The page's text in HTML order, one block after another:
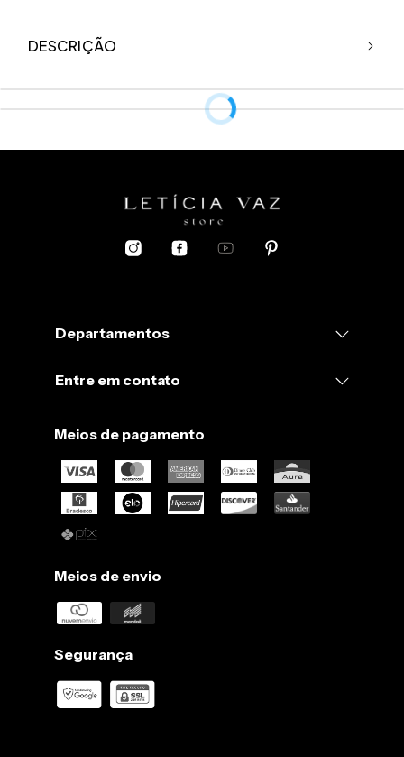
DESCRIÇÃO
Departamentos
Entre em contato
Meios de pagamento
Meios de envio
Segurança